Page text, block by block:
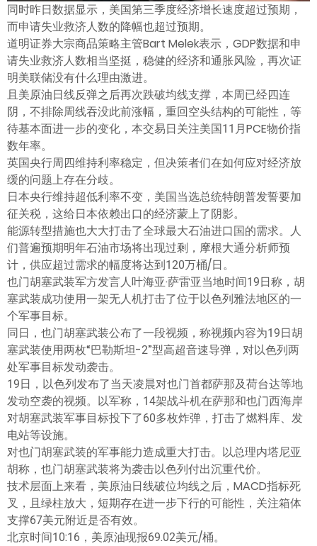
同时昨日数据显示，美国第三季度经济增长速度超过预期，
而申请失业救济人数的降幅也超过预期。
道明证券大宗商品策略主管Bart Melek表示，GDP数据和申
请失业救济人数相当坚挺，稳健的经济和通胀风险，再次证
明美联储没有什么理由激进。
且美原油日线反弹之后再次跌破均线支撑，本周已经四连
阴，不排除周线吞没此前涨幅，重回空头结构的可能性，等
待基本面进一步的变化，本交易日关注美国11月PCE物价指
数年率。
英国央行周四维持利率稳定，但决策者们在如何应对经济放
缓的问题上存在分歧。
日本央行维持超低利率不变，美国当选总统特朗普发誓要加
征关税，这给日本依赖出口的经济蒙上了阴影。
能源转型措施也大大打击了全球最大石油进口国的需求。人
们普遍预期明年石油市场将出现过剩，摩根大通分析师预
计，供应超过需求的幅度将达到120万桶/日。
也门胡塞武装军方发言人叶海亚·萨雷亚当地时间19日称，胡
塞武装成功使用一架无人机打击了位于以色列雅法地区的一
个军事目标。
同日，也门胡塞武装公布了一段视频，称视频内容为19日胡
塞武装使用两枚“巴勒斯坦-2”型高超音速导弹，对以色列两
处军事目标发动袭击。
19日，以色列发布了当天凌晨对也门首都萨那及荷台达等地
发动空袭的视频。以军称，14架战斗机在萨那和也门西海岸
对胡塞武装军事目标投下了60多枚炸弹，打击了燃料库、发
电站等设施。
对也门胡塞武装的军事能力造成重大打击。以总理内塔尼亚
胡称，也门胡塞武装将为袭击以色列付出沉重代价。
技术层面上来看，美原油日线破位均线之后，MACD指标死
叉，且绿柱放大，短期存在进一步下行的可能性，关注箱体
支撑67美元附近是否有效。
北京时间10:16，美原油现报69.02美元/桶。